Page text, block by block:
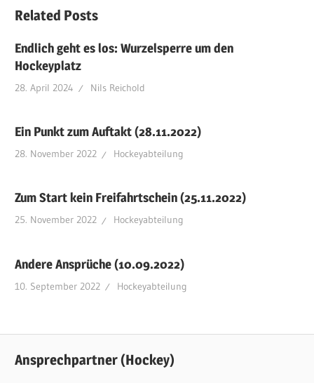
Related Posts
Endlich geht es los: Wurzelsperre um den
Hockeyplatz
28. April 2024 Nils Reichold
Ein Punkt zum Auftakt (28.11.2022)
28. November 2022 Hockeyabteilung
Zum Start kein Freifahrtschein (25.11.2022)
25. November 2022 Hockeyabteilung
Andere Ansprüche (10.09.2022)
10. September 2022 Hockeyabteilung
Ansprechpartner (Hockey)